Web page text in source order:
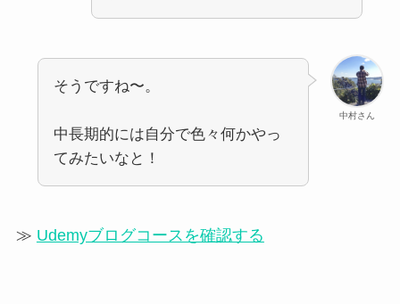
中村さん
そうですね〜。
中長期的には自分で色々何かやっ
てみたいなと！
≫ Udemyブログコースを確認する